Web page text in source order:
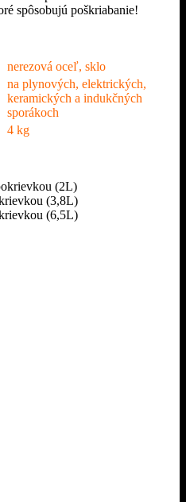
spôsobujú poškriabanie!
nerezová oceľ, sklo
na plynových, elektrických,
keramických a indukčných
sporákoch
4 kg
(2L)
(3,8L)
(6,5L)